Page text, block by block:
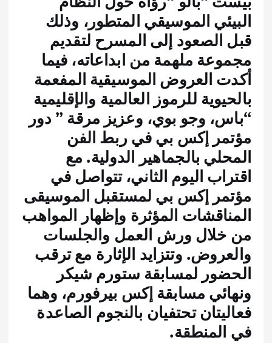
البيئي الموسيقي المتطور، وذلك
قبل الصعود إلى المسرح لتقديم
مجموعة ملهمة من ابداعاته، فيما
أكدت العروض الموسيقية المفعمة
بالحيوية للرموز العالمية والإقليمية
“باس، وجو بوي، وعزيز مرقة ” دور
مؤتمر إكس بي في ربط الفن
المحلي بالجماهير الدولية. مع
اقتراب اليوم الثاني، تتواصل في
مؤتمر إكس بي لمستقبل الموسيقى
المناقشات المؤثرة وإظهار المواهب
من خلال ورش العمل والجلسات
والعروض. وتتزايد الإثارة مع ترقب
الحضور لمسابقة ستورم شيكر
ونهائي مسابقة إكس بيرفورم، وهما
فعاليتان تحتفيان بالنجوم الصاعدة
في المنطقة.